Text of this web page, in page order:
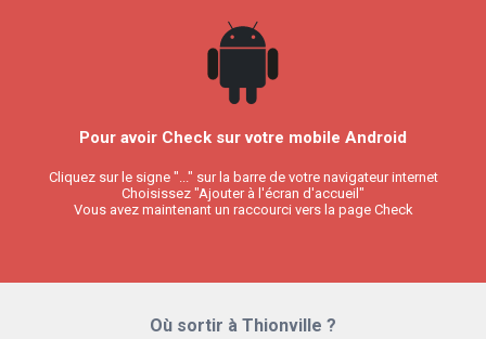
Pour avoir Check sur votre mobile Android
Cliquez sur le signe "..." sur la barre de votre navigateur internet
Choisissez "Ajouter à l'écran d'accueil"
Vous avez maintenant un raccourci vers la page Check
Où sortir à Thionville ?